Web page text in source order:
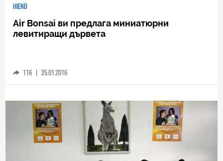
HIEND
Air Bonsai ви предлага миниатюрни
левитиращи дървета
116 | 25.01.2016